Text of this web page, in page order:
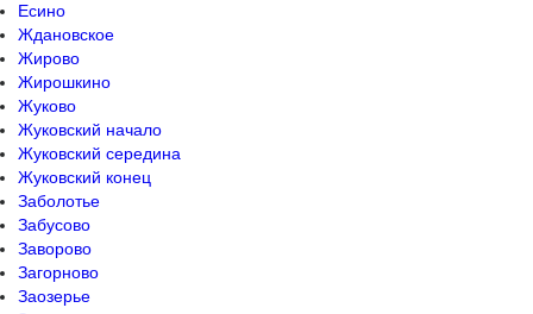
Есино
Ждановское
Жирово
Жирошкино
Жуково
Жуковский начало
Жуковский середина
Жуковский конец
Заболотье
Забусово
Заворово
Загорново
Заозерье